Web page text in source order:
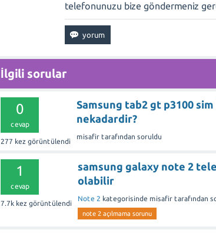
telefonunuzu bize göndermeniz
İlgili sorular
0
cevap
277 kez görüntülendi
Samsung tab2 gt p3100
nekadardir?
misafir tarafından soruldu
1
cevap
7.7k kez görüntülendi
samsung galaxy note 2
olabilir
Note 2 kategorisinde misafir tarafından
note 2 açılmama sorunu